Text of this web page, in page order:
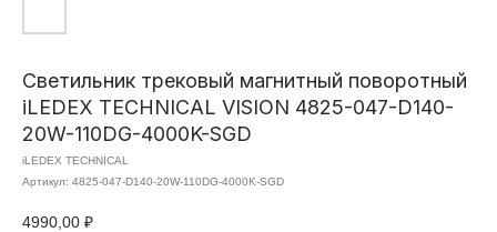
Светильник трековый магнитный поворотный
iLEDEX TECHNICAL VISION 4825-047-D140-
20W-110DG-4000K-SGD
iLEDEX TECHNICAL
Артикул: 4825-047-D140-20W-110DG-4000K-SGD
4990,00 ₽